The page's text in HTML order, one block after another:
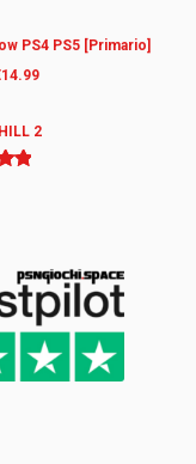
PS4 PS5 [Primario]
14.99
2